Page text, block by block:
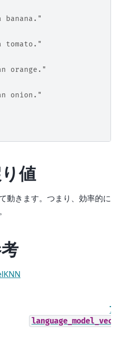
orange."
onion."
値
動きます。つまり、効率的に